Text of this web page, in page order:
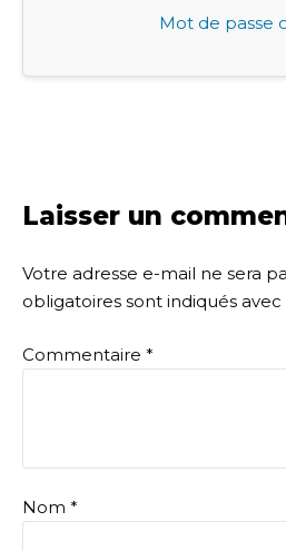
Mot de passe
Laisser un
Votre adresse e-mail ne sera
obligatoires sont indiqués avec
Commentaire *
Nom *